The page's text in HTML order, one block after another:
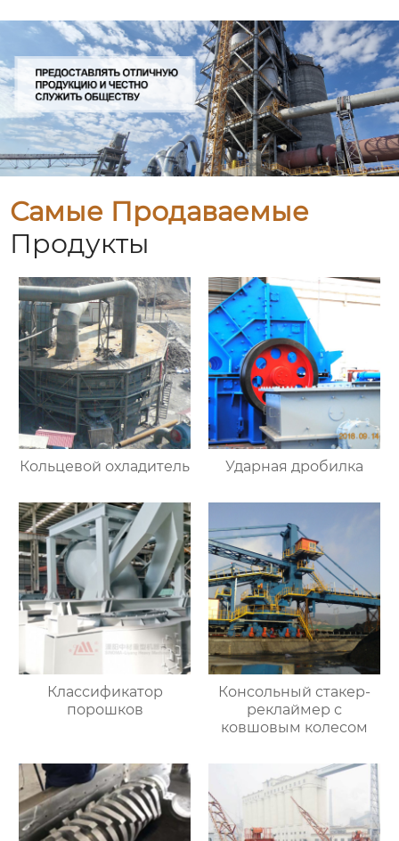
Самые Продаваемые
Продукты
Кольцевой охладитель Ударная дробилка
Классификатор
порошков
Консольный стакер-
реклаймер с
ковшовым колесом